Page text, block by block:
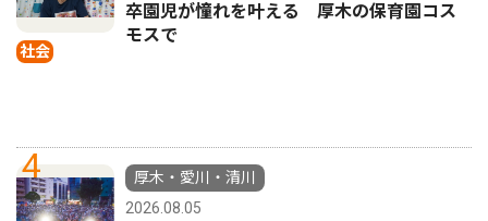
社会
卒園児が憧れを叶える 厚木の保育園コス
モスで
4
厚木・愛川・清川
2026.08.05